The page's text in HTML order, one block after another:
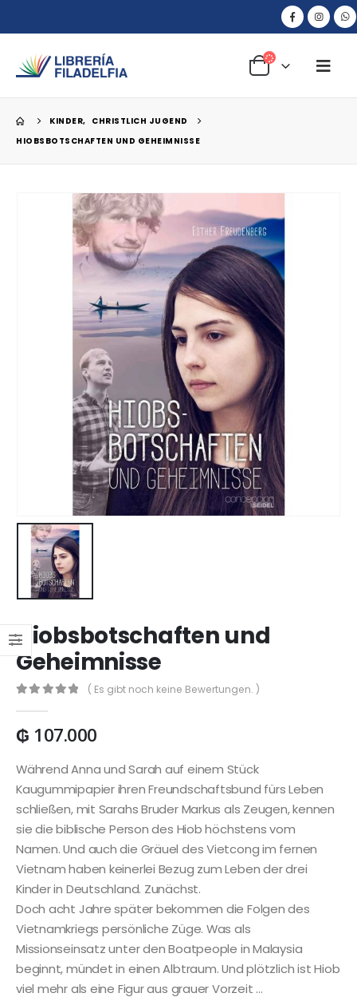
KINDER, CHRISTLICH JUGEND
HIOBSBOTSCHAFTEN UND GEHEIMNISSE
Hiobsbotschaften und
Geheimnisse
( Es gibt noch keine Bewertungen. )
₲ 107.000
Während Anna und Sarah auf einem Stück
Kaugummipapier ihren Freundschaftsbund fürs Leben
schließen, mit Sarahs Bruder Markus als Zeugen, kennen
sie die biblische Person des Hiob höchstens vom
Namen. Und auch die Gräuel des Vietcong im fernen
Vietnam haben keinerlei Bezug zum Leben der drei
Kinder in Deutschland. Zunächst.
Doch acht Jahre später bekommen die Folgen des
Vietnamkriegs persönliche Züge. Was als
Missionseinsatz unter den Boatpeople in Malaysia
beginnt, mündet in einen Albtraum. Und plötzlich ist Hiob
viel mehr als eine Figur aus grauer Vorzeit …